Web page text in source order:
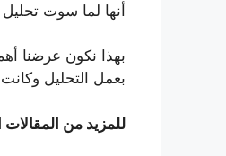
أنها لما سوت
بهذا نكون عرضنا
بعمل التحليل
للمزيد من